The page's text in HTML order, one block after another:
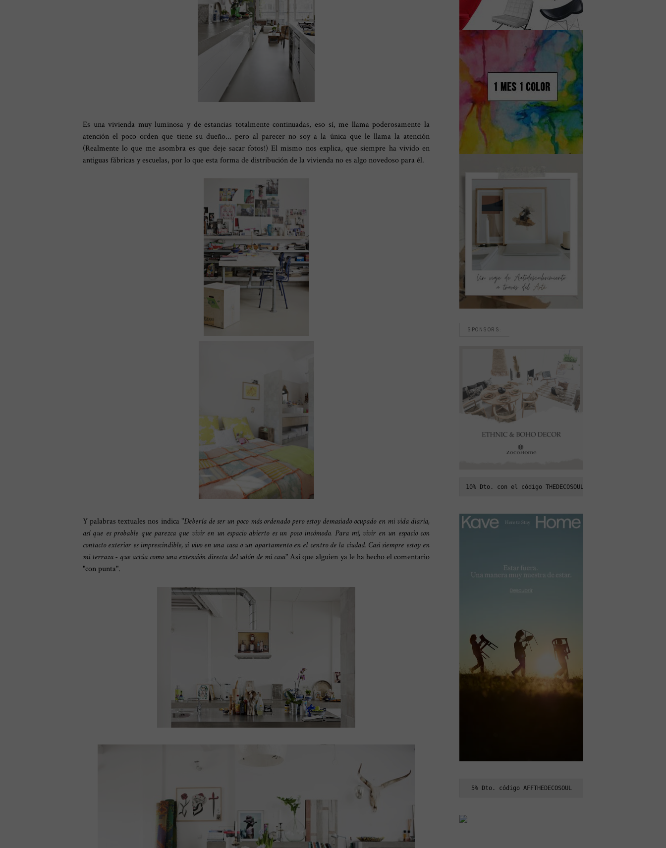
Es una vivienda muy luminosa y de estancias totalmente continuadas, eso sí, me llama poderosamente la
atención el poco orden que tiene su dueño... pero al parecer no soy a la única que le llama la atención
(Realmente lo que me asombra es que deje sacar fotos!) El mismo nos explica, que siempre ha vivido en
antiguas fábricas y escuelas, por lo que esta forma de distribución de la vivienda no es algo novedoso para él.
Y palabras textuales nos indica "Debería de ser un poco más ordenado pero estoy demasiado ocupado en mi vida diaria,
así que es probable que parezca que vivir en un espacio abierto es un poco incómodo. Para mí, vivir en un espacio con
contacto exterior es imprescindible, si vivo en una casa o un apartamento en el centro de la ciudad. Casi siempre estoy en
mi terraza - que actúa como una extensión directa del salón de mi casa" Así que alguien ya le ha hecho el comentario
"con punta".
SPONSORS:
10% Dto. con el código THEDECOSOUL
5% Dto. código AFFTHEDECOSOUL